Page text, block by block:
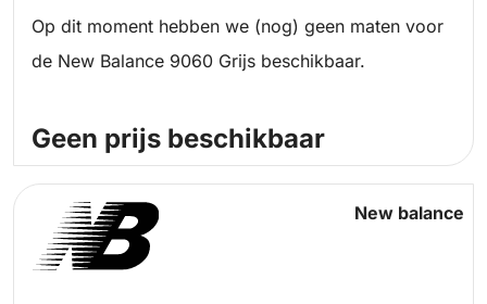
Op dit moment hebben we (nog) geen maten voor
de New Balance 9060 Grijs beschikbaar.
Geen prijs beschikbaar
New balance